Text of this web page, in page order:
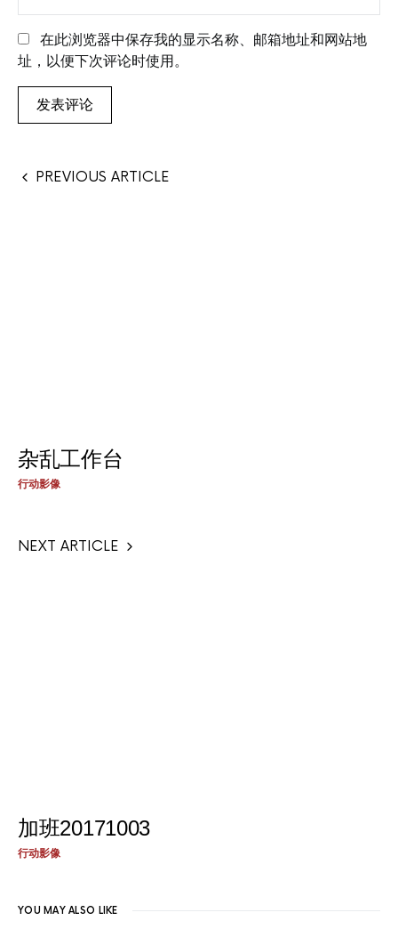
在此浏览器中保存我的显示名称、邮箱地址和网站地
址，以便下次评论时使用。
PREVIOUS ARTICLE
杂乱工作台
行动影像
NEXT ARTICLE
加班20171003
行动影像
YOU MAY ALSO LIKE